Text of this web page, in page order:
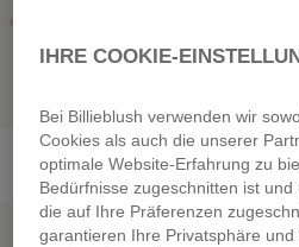
Cotton T-Shirt
€ 29,00
IHRE COOKIE-
Bei Billieblush verwenden wir
Cookies als auch die unserer
optimale Website-Erfahrung zu
Bedürfnisse zugeschnitten ist
die auf Ihre Präferenzen
garantieren Ihre Privatsphäre